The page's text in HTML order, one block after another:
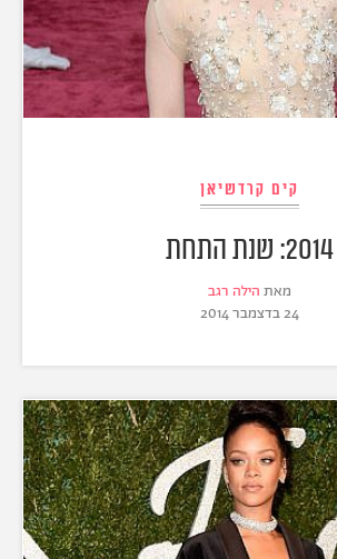
קים קרדשיאן
2014: שנת התחת
מאת הילה רגב
24 בדצמבר 2014